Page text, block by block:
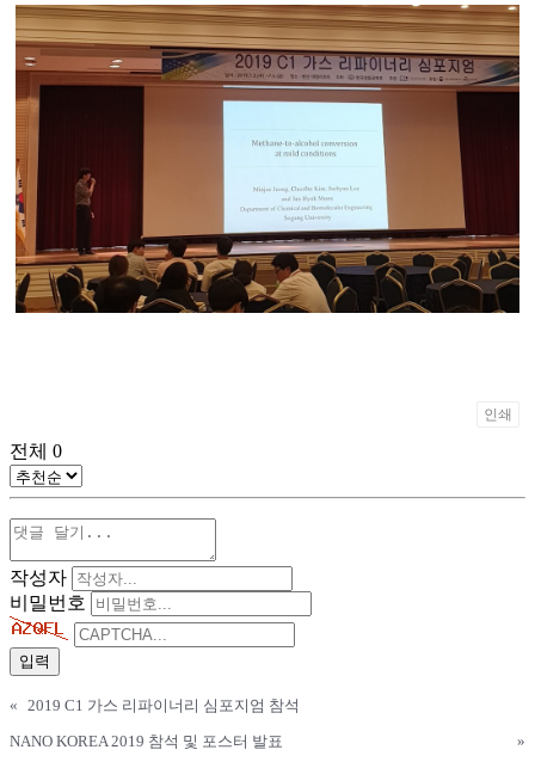
인쇄
전체 0
작성자
비밀번호
« 2019 C1 가스 리파이너리 심포지엄 참석
NANO KOREA 2019 참석 및 포스터 발표
»